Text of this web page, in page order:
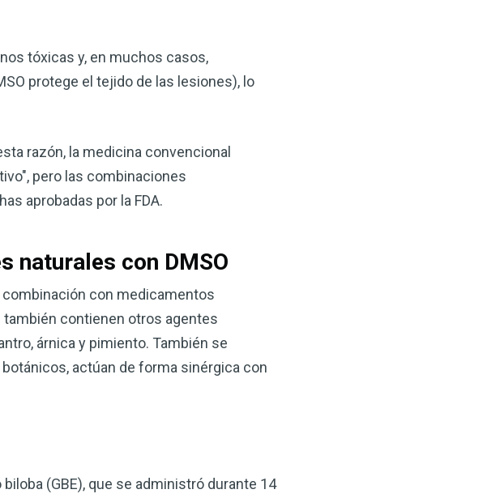
tóxicas y, en muchos casos,
protege el tejido de las lesiones), lo
razón, la medicina convencional
pero las combinaciones
aprobadas por la FDA.
naturales con DMSO
combinación con medicamentos
contienen otros agentes
árnica y pimiento. También se
actúan de forma sinérgica con
(GBE), que se administró durante 14